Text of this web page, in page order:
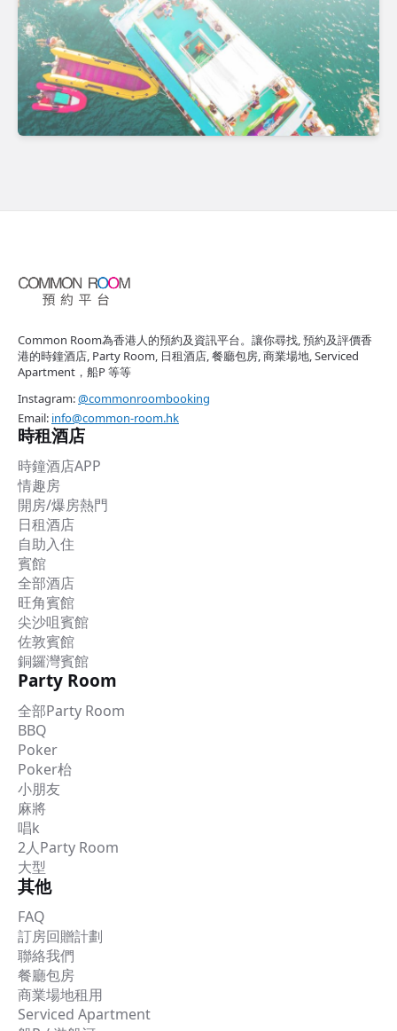
Common Room為香港人的預約及資訊平台。讓你尋找, 預約及評價香
港的時鐘酒店, Party Room, 日租酒店, 餐廳包房, 商業場地, Serviced
Apartment，船P 等等
Instagram:@commonroombooking
Email: info@common-room.hk
時租酒店
時鐘酒店APP
情趣房
開房/爆房熱門
日租酒店
自助入住
賓館
全部酒店
旺角賓館
尖沙咀賓館
佐敦賓館
銅鑼灣賓館
Party Room
全部Party Room
BBQ
Poker
Poker枱
小朋友
麻將
唱k
2人Party Room
大型
其他
FAQ
訂房回贈計劃
聯絡我們
餐廳包房
商業場地租用
Serviced Apartment